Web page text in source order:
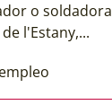
o
l'Estany,...